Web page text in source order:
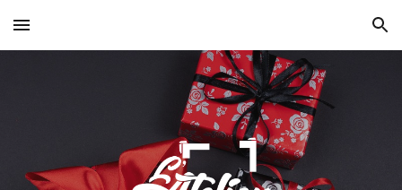
Skip to main content Skip to navigation